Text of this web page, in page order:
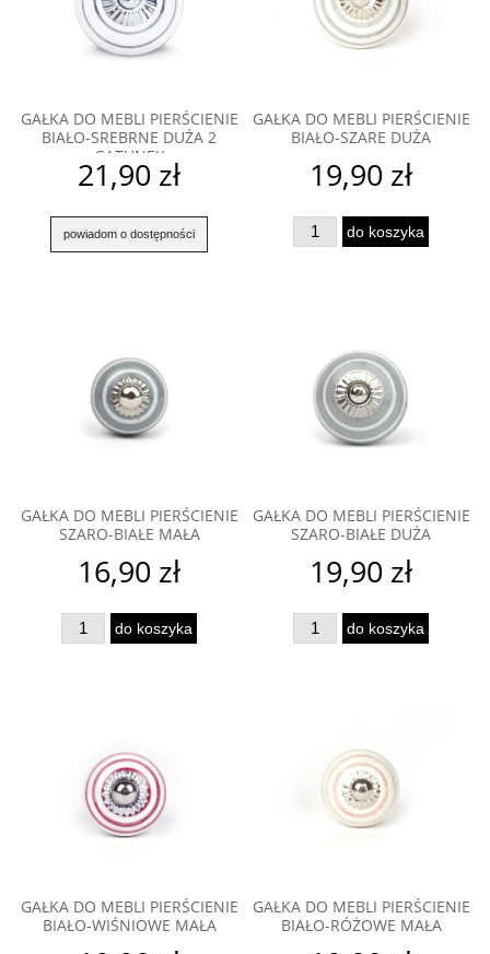
GAŁKA DO MEBLI PIERŚCIENIE
BIAŁO-SREBRNE DUŻA 2
GATUNEK
21,90 zł
powiadom o dostępności
GAŁKA DO MEBLI PIERŚCIENIE
BIAŁO-SZARE DUŻA
19,90 zł
do koszyka
GAŁKA DO MEBLI PIERŚCIENIE
SZARO-BIAŁE MAŁA
16,90 zł
do koszyka
GAŁKA DO MEBLI PIERŚCIENIE
SZARO-BIAŁE DUŻA
19,90 zł
do koszyka
GAŁKA DO MEBLI PIERŚCIENIE
BIAŁO-WIŚNIOWE MAŁA
GAŁKA DO MEBLI PIERŚCIENIE
BIAŁO-RÓŻOWE MAŁA